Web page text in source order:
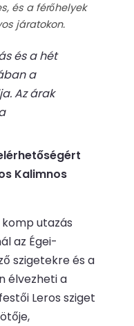
és a férőhelyek
járatokon.
és a hét
a
Az árak
Kalimnos
utazás
az Égei-
szigetekre és a
élvezheti a
Leros sziget